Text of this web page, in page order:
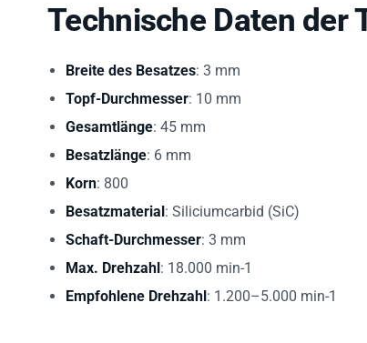
Technische Daten der
Breite des Besatzes: 3 mm
Topf-Durchmesser: 10 mm
Gesamtlänge: 45 mm
Besatzlänge: 6 mm
Korn: 800
Besatzmaterial: Siliciumcarbid (SiC)
Schaft-Durchmesser: 3 mm
Max. Drehzahl: 18.000 min-1
Empfohlene Drehzahl: 1.200–5.000 min-1